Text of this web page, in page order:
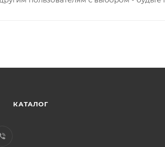
КАТАЛОГ